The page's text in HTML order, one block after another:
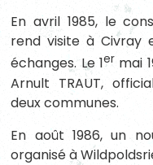
En avril 1985, le
rend visite à Civray
échanges. Le 1er mai
Arnult TRAUT,
deux communes.
En août 1986, un
organisé à